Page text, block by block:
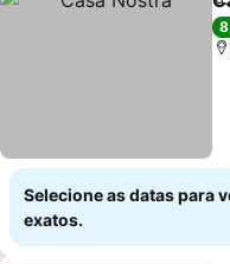
Selecione as datas para
exatos.